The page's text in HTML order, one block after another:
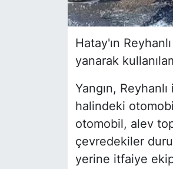
Hatay'ın
yanarak
Yangın,
halindeki
otomobil, alev
çevredekiler
yerine itfaiye